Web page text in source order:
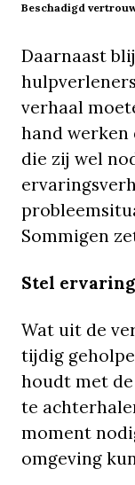
Beschadigd
Daarnaast
verhaal
hand werken
die zij wel
Sommigen
Stel
Wat uit de
tijdig
houdt met
te
moment
omgeving